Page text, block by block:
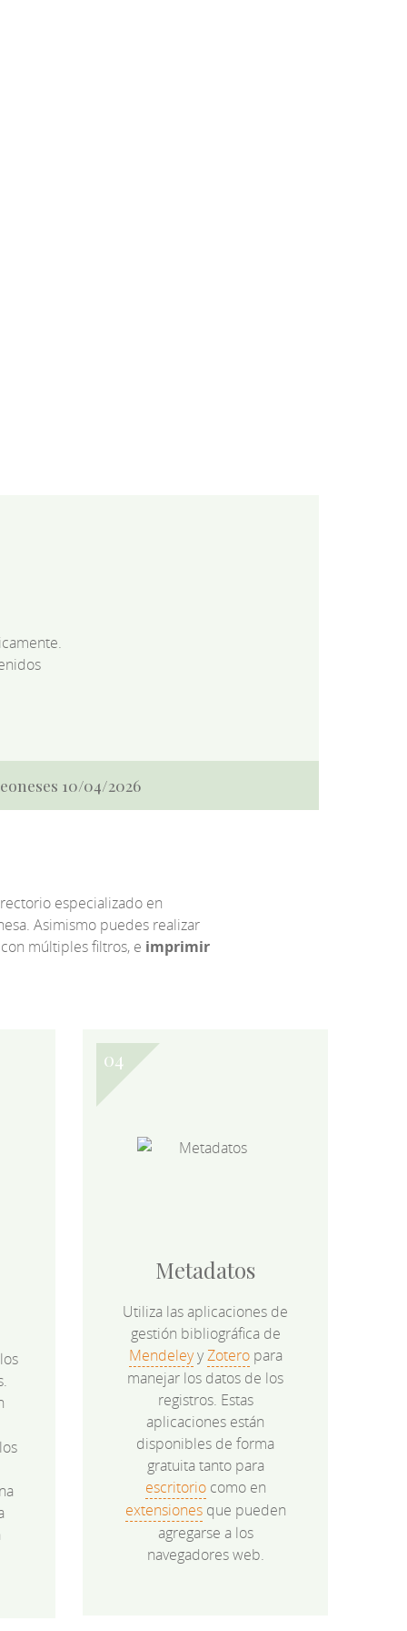
10/04/2026
especializado en
Asimismo puedes realizar
múltiples filtros, e imprimir
Metadatos
Utiliza las aplicaciones de
gestión bibliográfica de
MendeleyyZoteropara
manejar los datos de los
registros. Estas
aplicaciones están
disponibles de forma
gratuita tanto para
escritoriocomo en
extensionesque pueden
agregarse a los
navegadores web.